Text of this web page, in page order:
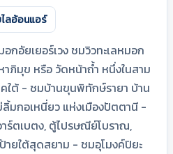
ลอ้อนแอร์
กอัยเยอร์เวง ชมวิวทะเลหมอก
ภิมุข หรือ วัดหน้าถ้ำ หนึ่งในสาม
ต้ - ชมบ้านขุนพิทักษ์รายา บ้าน
ลิ้มกอเหนี่ยว แห่งเมืองปัตตานี -
ร์ตเบตง, ตู้ไปรษณีย์โบราณ,
ายใต้สุดสยาม - ชมอุโมงค์ปิยะ